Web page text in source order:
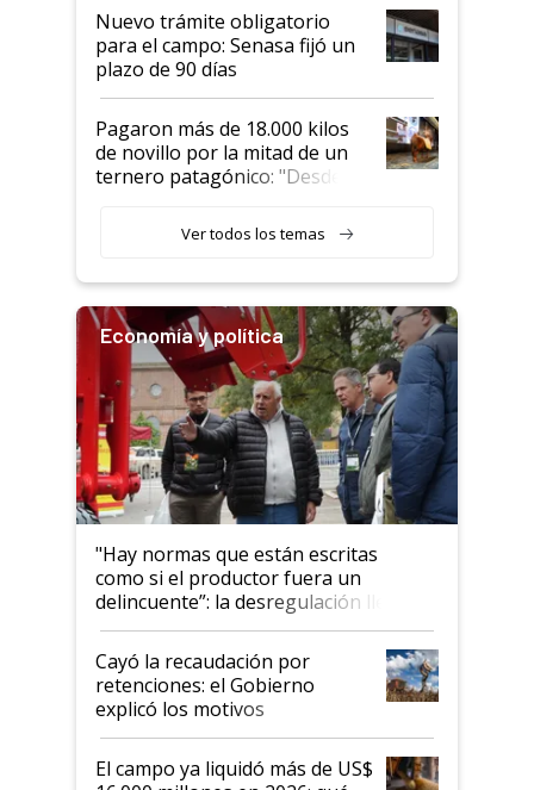
Nuevo trámite obligatorio
para el campo: Senasa fijó un
plazo de 90 días
Pagaron más de 18.000 kilos
de novillo por la mitad de un
ternero patagónico: "Desde
llamar la atención"
Ver todos los temas
Economía y política
"Hay normas que están escritas
como si el productor fuera un
delincuente”: la desregulación llegó
al Congreso Aapresid y hasta se
habló del financiamiento al IPCVA
Cayó la recaudación por
retenciones: el Gobierno
explicó los motivos
El campo ya liquidó más de US$